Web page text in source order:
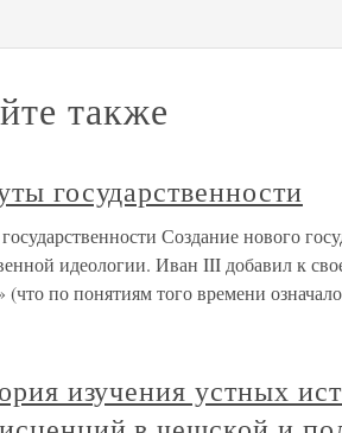
также
государственности
Создание нового
идеологии. Иван III добавил к
(что по понятиям того времени
изучения устных